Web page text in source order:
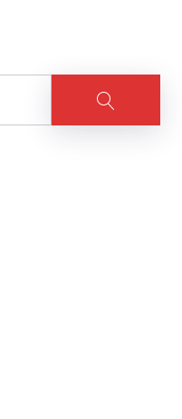
Suche